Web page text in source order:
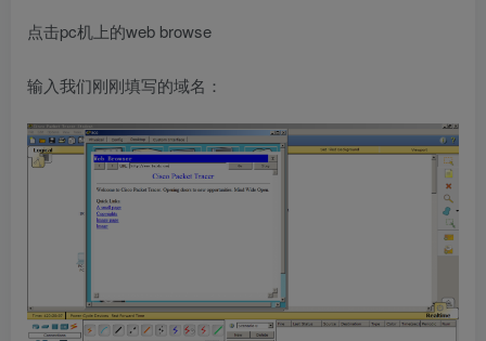
点击pc机上的web browse
输入我们刚刚填写的域名：